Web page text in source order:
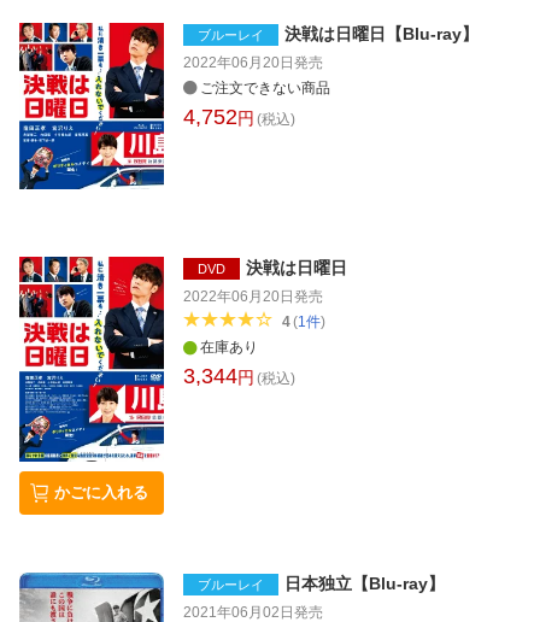
ブルーレイ 決戦は日曜日【Blu-ray】
2022年06月20日発売
ご注文できない商品
4,752円 (税込)
かごに入れる
DVD 決戦は日曜日
2022年06月20日 発売
4(1件)
在庫あり
3,344円 (税込)
ブルーレイ 日本独立【Blu-ray】
2021年06月02日 発売